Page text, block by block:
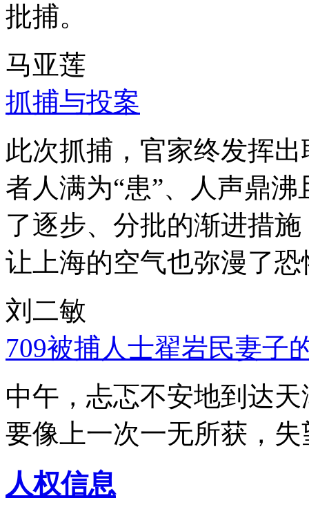
批捕。
马亚莲
抓捕与投案
此次抓捕，官家终发挥
者人满为“患”、人声鼎
了逐步、分批的渐进措
让上海的空气也弥漫了
刘二敏
709被捕人士翟岩民妻子
中午，忐忑不安地到达
要像上一次一无所获，
人权信息